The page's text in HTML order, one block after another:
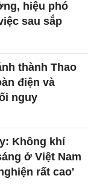
hiệu phó
sau sắp
thành Thao
điện và
nguy
Không khí
ở Việt Nam
rất cao'